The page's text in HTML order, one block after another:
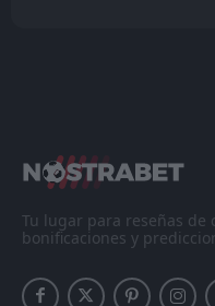
Tu lugar para reseñas de
bonificaciones y